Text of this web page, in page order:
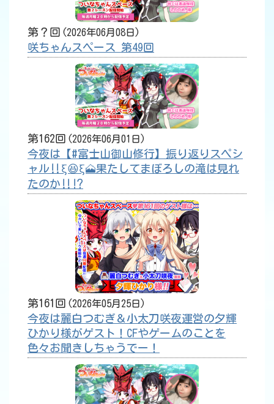
第？回 2026年06月08日
咲ちゃんスペース 第49回
第162回 2026年06月01日
今夜は【#富士山御山修行】振り返りスペシ
ャル‼️ξ😆ξ🗻果たしてまぼろしの滝は見れ
たのか‼️⁉️
第161回 2026年05月25日
今夜は麗白つむぎ＆小太刀咲夜運営の夕輝
ひかり様がゲスト！CFやゲームのことを
色々お聞きしちゃうでー！